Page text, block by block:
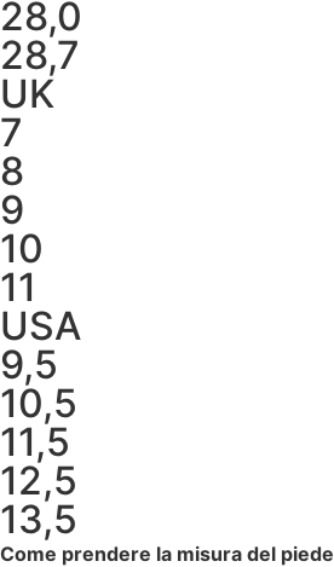
28,0
28,7
UK
7
8
9
10
11
USA
9,5
10,5
11,5
12,5
13,5
Come prendere la misura del piede